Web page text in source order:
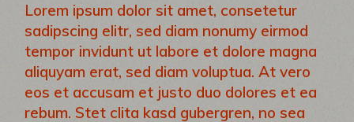
Lorem ipsum dolor sit amet, consetetur
sadipscing elitr, sed diam nonumy eirmod
tempor invidunt ut labore et dolore magna
aliquyam erat, sed diam voluptua. At vero
eos et accusam et justo duo dolores et ea
rebum. Stet clita kasd gubergren, no sea